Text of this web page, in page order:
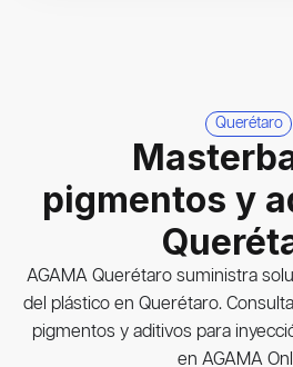
Querétaro
pigmentos y
AGAMA Querétaro suministra
del plástico en Querétaro.
pigmentos y aditivos para
en AGAMA